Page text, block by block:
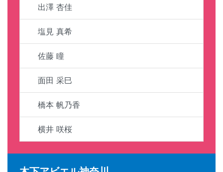
出澤 杏佳
塩見 真希
佐藤 瞳
面田 采巳
橋本 帆乃香
横井 咲桜